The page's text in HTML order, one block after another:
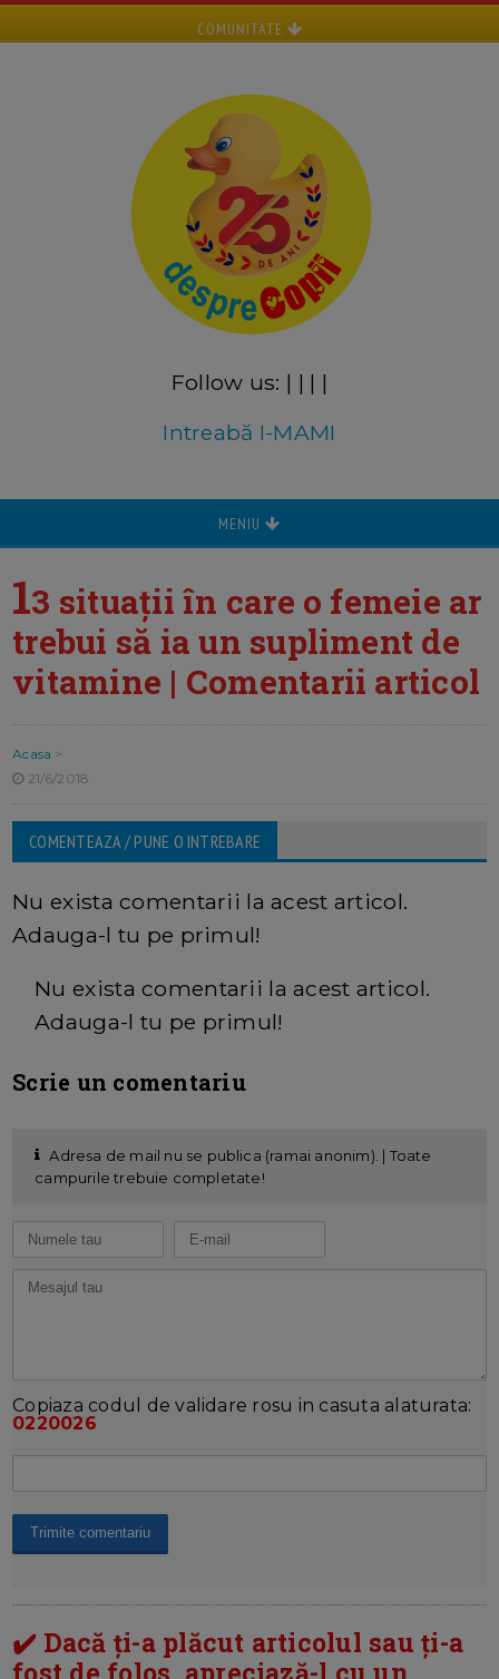
COMUNITATE
Follow us: | | | |
Intreabă I-MAMI
MENIU
13 situații în care o femeie ar
trebui să ia un supliment de
vitamine | Comentarii articol
Acasa >
21/6/2018
COMENTEAZA / PUNE O INTREBARE
Nu exista comentarii la acest articol.
Adauga-l tu pe primul!
Nu exista comentarii la acest articol.
Adauga-l tu pe primul!
Scrie un comentariu
Adresa de mail nu se publica (ramai anonim). | Toate
campurile trebuie completate!
Copiaza codul de validare rosu in casuta alaturata:
0220026
✔️ Dacă ți-a plăcut articolul sau ți-a